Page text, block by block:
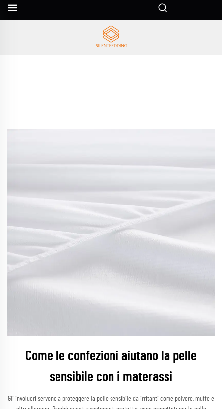
Come le confezioni aiutano la pelle
sensibile con i materassi
Gli involucri servono a proteggere la pelle sensibile da irritanti come polvere, muffe e